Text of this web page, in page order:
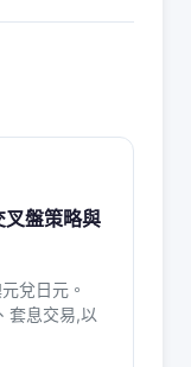
盤策略與
兌日元。
套息交易,以